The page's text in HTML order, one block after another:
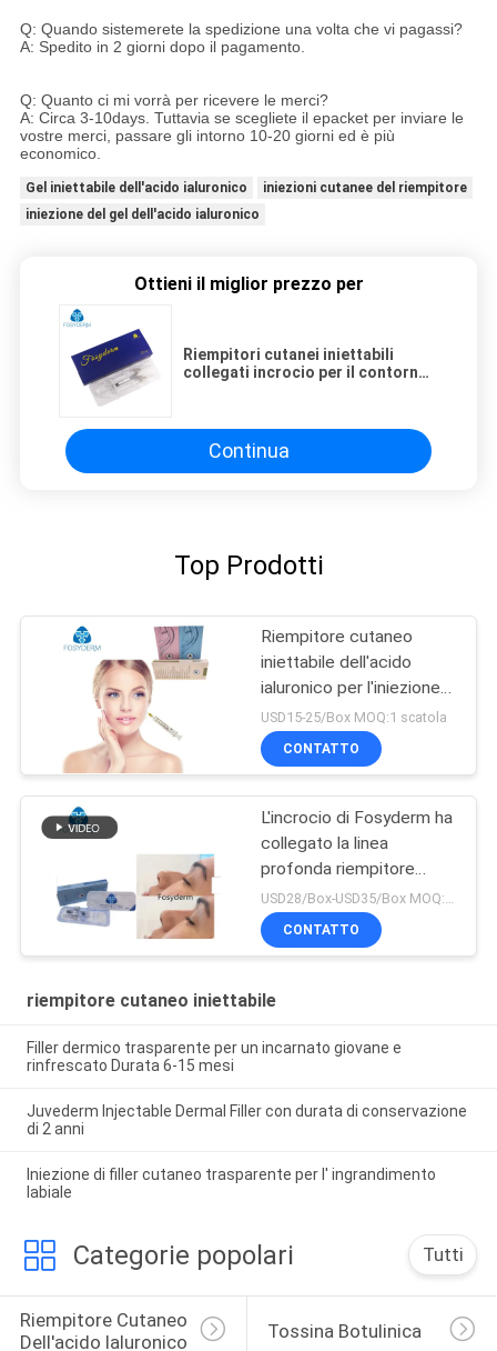
Q: Quando sistemerete la spedizione una volta che vi pagassi?
A: Spedito in 2 giorni dopo il pagamento.
Q: Quanto ci mi vorrà per ricevere le merci?
A: Circa 3-10days. Tuttavia se scegliete il epacket per inviare le
vostre merci, passare gli intorno 10-20 giorni ed è più
economico.
Gel iniettabile dell'acido ialuronico
iniezioni cutanee del riempitore
iniezione del gel dell'acido ialuronico
Ottieni il miglior prezzo per
Riempitori cutanei iniettabili
collegati incrocio per il contorno
Continua
Top Prodotti
Riempitore cutaneo
iniettabile dell'acido
ialuronico per l'iniezione
antinvecchiamento
USD15-25/Box MOQ:1 scatola
CONTATTO
L'incrocio di Fosyderm ha
collegato la linea
profonda riempitore
cutaneo del riempitore
2ml per Nose Up
USD28/Box-USD35/Box MOQ:1 SCATOLA
CONTATTO
riempitore cutaneo iniettabile
Filler dermico trasparente per un incarnato giovane e
rinfrescato Durata 6-15 mesi
Juvederm Injectable Dermal Filler con durata di conservazione
di 2 anni
Iniezione di filler cutaneo trasparente per l' ingrandimento
labiale
Categorie popolari Tutti
Riempitore Cutaneo
Dell'acido Ialuronico
Tossina Botulinica